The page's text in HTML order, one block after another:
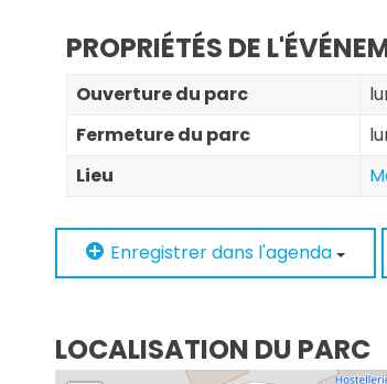
PROPRIÉTÉS DE
Ouverture du parc
Fermeture du parc
Lieu
Enregistrer dans l'agenda
LOCALISATION DU PARC